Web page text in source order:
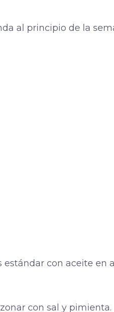
al principio de la
con aceite en
con sal y pimienta.